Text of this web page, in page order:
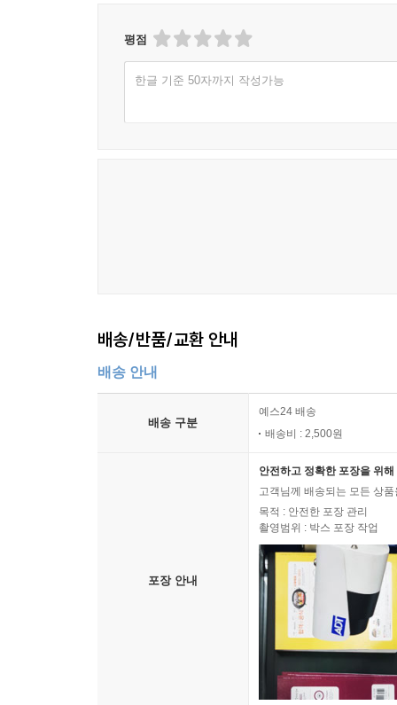
평점
한글 기준 50자까지 작성가능
배송/반품/교환 안내
배송 안내
배송 구분
예스24 배송
배송비 : 2,500원
포장 안내
안전하고 정확한 포장을 위
고객님께 배송되는 모든 상
목적 : 안전한 포장 관리
촬영범위 : 박스 포장 작업